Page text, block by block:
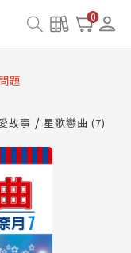
0
護中，本站同步暫
併與書櫃開通申請
題
護中，本站同步暫
故事 星歌戀曲 (7)